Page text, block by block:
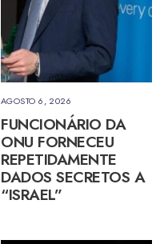
AGOSTO 6, 2026
FUNCIONÁRIO DA
ONU FORNECEU
REPETIDAMENTE
DADOS SECRETOS A
“ISRAEL”